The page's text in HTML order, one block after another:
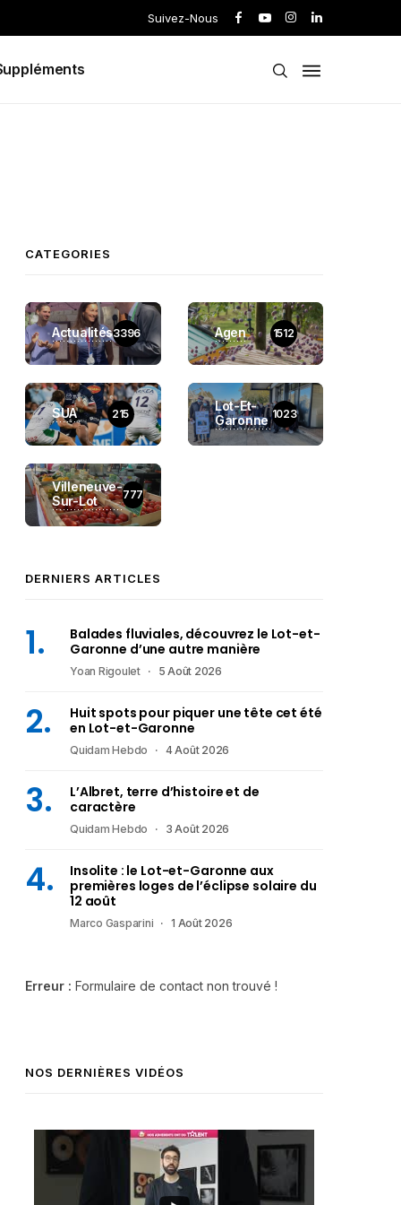
Suivez-Nous
CATEGORIES
Actualités3396 Agen 1512
SUA 215
Lot-Et-
Garonne 1023
Villeneuve-
Sur-Lot
777
DERNIERS ARTICLES
Balades fluviales, découvrez le Lot-et-
Garonne d’une autre manière
Yoan Rigoulet 5 Août 2026
Huit spots pour piquer une tête cet été
en Lot-et-Garonne
Quidam Hebdo 4 Août 2026
L’Albret, terre d’histoire et de
caractère
Quidam Hebdo 3 Août 2026
Insolite : le Lot-et-Garonne aux
premières loges de l’éclipse solaire du
12 août
Marco Gasparini 1 Août 2026
Erreur : Formulaire de contact non trouvé !
NOS DERNIÈRES VIDÉOS